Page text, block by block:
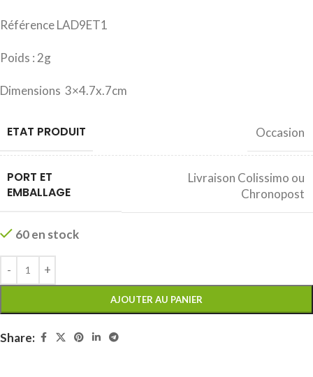
Référence LAD9ET1
Poids : 2g
Dimensions 3×4.7x.7cm
ETAT PRODUIT Occasion
PORT ET
EMBALLAGE
Livraison Colissimo ou
Chronopost
60 en stock
AJOUTER AU PANIER
Share: